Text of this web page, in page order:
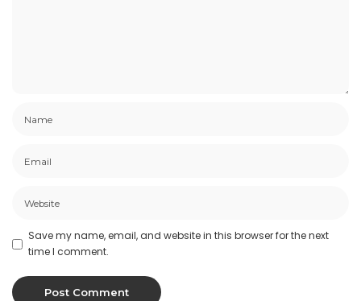
Save my name, email, and website in this browser for the next
time I comment.